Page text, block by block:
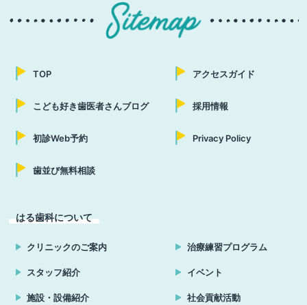
TOP
こども好き歯医者さんブログ
初診Web予約
歯並び無料相談
アクセスガイド
採用情報
Privacy Policy
はる歯科について
クリニックのご案内
スタッフ紹介
施設・設備紹介
治療練習プログラム
イベント
社会貢献活動